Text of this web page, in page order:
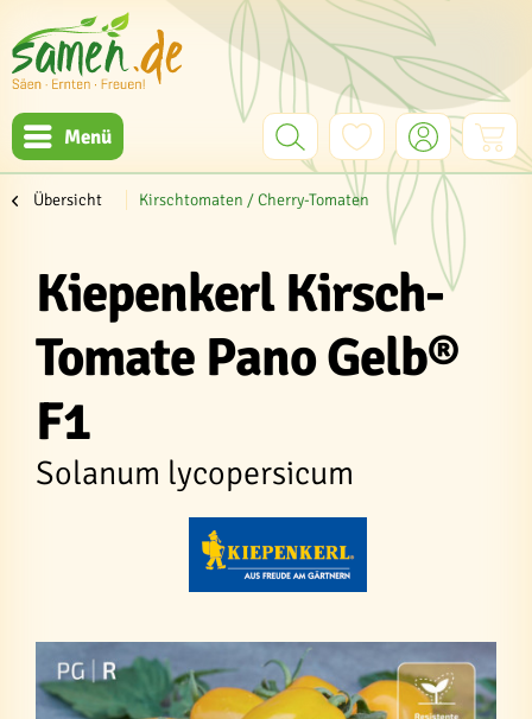
Menü
Übersicht Kirschtomaten / Cherry-Tomaten
Kiepenkerl Kirsch-
Tomate Pano Gelb®
F1
Solanum lycopersicum